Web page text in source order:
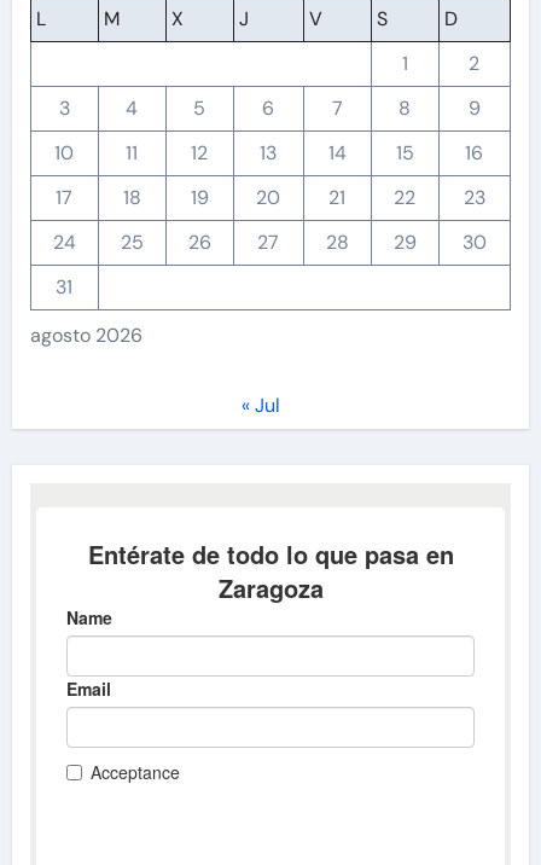
agosto 2026
L M X J V S
D
1
2
3
4 5 6 7 8
9
10
11 12 13 14 15
16
17
18 19 20 21 22
23
24
25 26 27 28 29
30
31
« Jul